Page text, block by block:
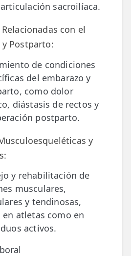
sacroilíaca.
con el
y Postparto:
de condiciones
del embarazo y
como dolor
diástasis de rectos y
postparto.
y
y rehabilitación de
musculares,
y tendinosas,
atletas como en
activos.